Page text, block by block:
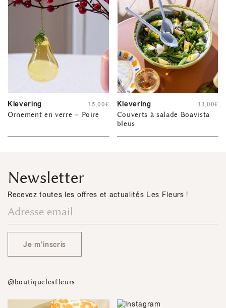
Klevering
Ornement en verre – Poire
15,00€ Klevering
Couverts à salade Boavista
bleus
33,00€
Newsletter
Recevez toutes les offres et actualités Les Fleurs !
Je m'inscris
@boutiquelesfleurs